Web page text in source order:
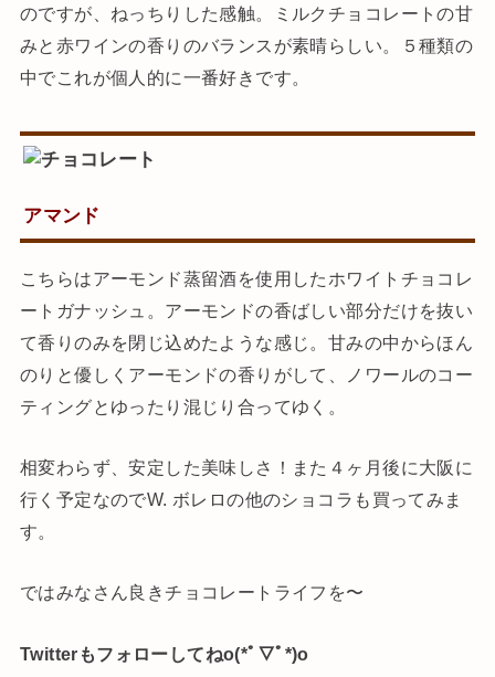
のですが、ねっちりした感触。ミルクチョコレートの甘
みと赤ワインの香りのバランスが素晴らしい。５種類の
中でこれが個人的に一番好きです。
アマンド
こちらはアーモンド蒸留酒を使用したホワイトチョコレ
ートガナッシュ。アーモンドの香ばしい部分だけを抜い
て香りのみを閉じ込めたような感じ。甘みの中からほん
のりと優しくアーモンドの香りがして、ノワールのコー
ティングとゆったり混じり合ってゆく。
相変わらず、安定した美味しさ！また４ヶ月後に大阪に
行く予定なのでW. ボレロの他のショコラも買ってみま
す。
ではみなさん良きチョコレートライフを〜
Twitterもフォローしてねo(*ﾟ▽ﾟ*)o